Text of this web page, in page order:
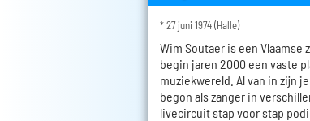
* 27 juni 1974 (Halle)
Wim Soutaer is een
begin jaren 2000 een vaste
muziekwereld. Al van in zijn
begon als zanger in
livecircuit stap voor stap